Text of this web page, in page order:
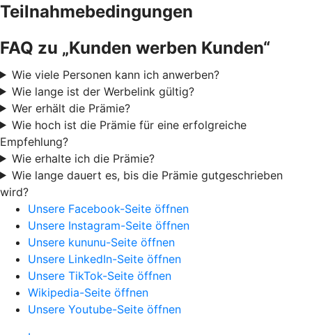
Teilnahmebedingungen
FAQ zu „Kunden werben Kunden“
Wie viele Personen kann ich anwerben?
Wie lange ist der Werbelink gültig?
Wer erhält die Prämie?
Wie hoch ist die Prämie für eine erfolgreiche
Empfehlung?
Wie erhalte ich die Prämie?
Wie lange dauert es, bis die Prämie gutgeschrieben
wird?
Unsere Facebook-Seite öffnen
Unsere Instagram-Seite öffnen
Unsere kununu-Seite öffnen
Unsere LinkedIn-Seite öffnen
Unsere TikTok-Seite öffnen
Wikipedia-Seite öffnen
Unsere Youtube-Seite öffnen